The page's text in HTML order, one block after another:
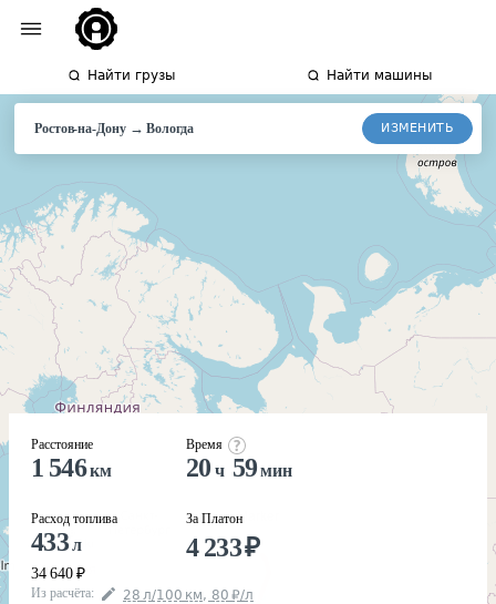
Найти грузы Найти машины
Ростов-на-Дону→Вологда ИЗМЕНИТЬ
Расстояние
1 546км
Расход топлива
433л
34 640 ₽
Время
20 ч 59мин
За Платон
4 233₽
Из расчёта: 28 л/100 км, 80 ₽/л